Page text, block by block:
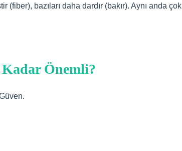
bazıları daha dardır (bakır). Aynı anda çok
Önemli?